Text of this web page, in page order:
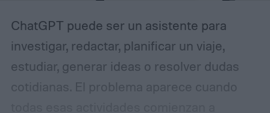
ChatGPT puede ser un asistente para
investigar, redactar, planificar un viaje,
estudiar, generar ideas o resolver dudas
cotidianas. El problema aparece cuando